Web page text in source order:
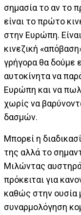
σημασία το αν το
είναι το πρώτο
στην Ευρώπη.
κινεζική
γρήγορα θα δούμε
αυτοκίνητα να
Ευρώπη και να
χωρίς να
δασμών.
Μπορεί η
της αλλά το
Μιλώντας
πρόκειται για
καθώς στην ουσία
συναρμολόγηση